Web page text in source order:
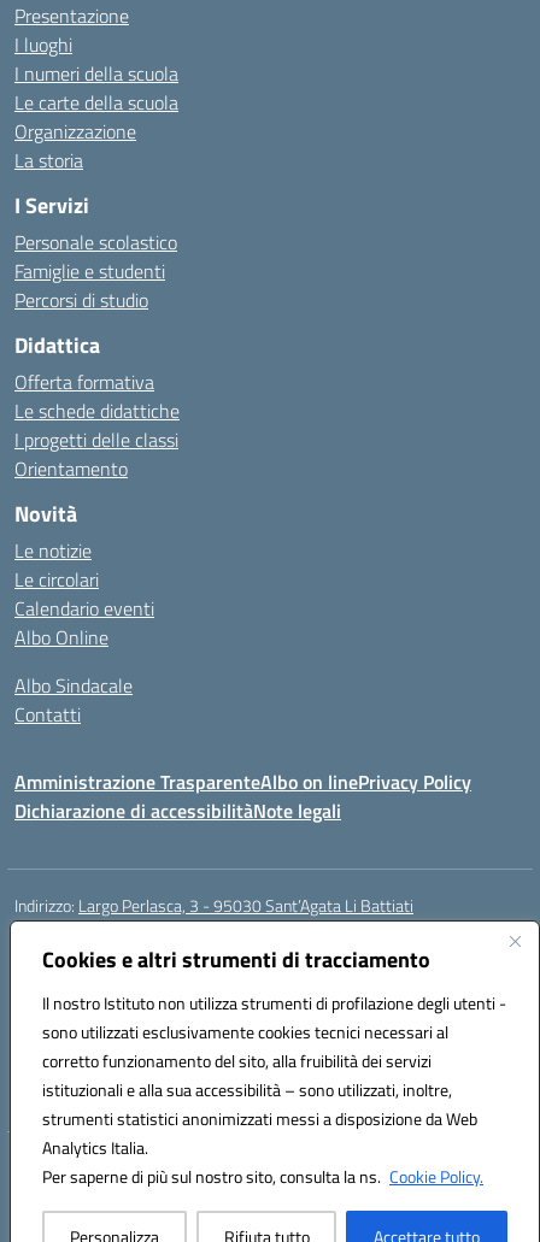
Cookies e altri strumenti di tracciamento
Il nostro Istituto non utilizza strumenti di profilazione degli utenti -
sono utilizzati esclusivamente cookies tecnici necessari al
corretto funzionamento del sito, alla fruibilità dei servizi
istituzionali e alla sua accessibilità – sono utilizzati, inoltre,
strumenti statistici anonimizzati messi a disposizione da Web
Analytics Italia.
Per saperne di più sul nostro sito, consulta la ns. Cookie Policy.
Personalizza Rifiuta tutto Accettare tutto
Presentazione
I luoghi
I numeri della scuola
Le carte della scuola
Organizzazione
La storia
I Servizi
Personale scolastico
Famiglie e studenti
Percorsi di studio
Didattica
Offerta formativa
Le schede didattiche
I progetti delle classi
Orientamento
Novità
Le notizie
Le circolari
Calendario eventi
Albo Online
Albo Sindacale
Contatti
Amministrazione TrasparenteAlbo on linePrivacy Policy
Dichiarazione di accessibilitàNote legali
Indirizzo: Largo Perlasca, 3 - 95030 Sant’Agata Li Battiati
Centralino:
ctic8bl002@istruzione.it
Posta elettronica certificata (PEC):ctic8bl002@pec.istruzione.it
Codice fiscale: 93253680875
Codice meccanografico:CTIC8BL002
Codice Indice delle Pubbliche Amministrazioni (IPA): 7UKG69R2
Codice unico di fatturazione (CUF): F8M4AH
Hosting & Powered by 3D Solution S.r.l.
Concept & Design by Designers Italia